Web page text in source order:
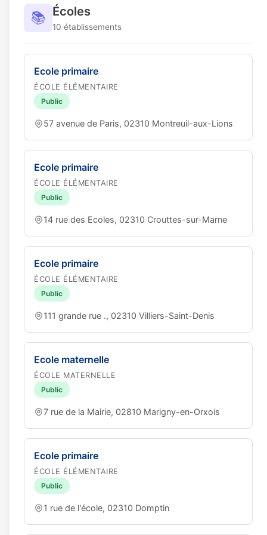
📚 Écoles
10 établissements
Ecole primaire
ÉCOLE ÉLÉMENTAIRE
Public
57 avenue de Paris, 02310 Montreuil-aux-Lions
Ecole primaire
ÉCOLE ÉLÉMENTAIRE
Public
14 rue des Ecoles, 02310 Crouttes-sur-Marne
Ecole primaire
ÉCOLE ÉLÉMENTAIRE
Public
111 grande rue ., 02310 Villiers-Saint-Denis
Ecole maternelle
ÉCOLE MATERNELLE
Public
7 rue de la Mairie, 02810 Marigny-en-Orxois
Ecole primaire
ÉCOLE ÉLÉMENTAIRE
Public
1 rue de l'école, 02310 Domptin